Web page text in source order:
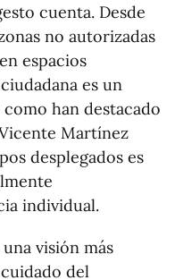
cuenta. Desde
no autorizadas
espacios
es un
han destacado
Martínez
desplegados es
individual.
visión más
del